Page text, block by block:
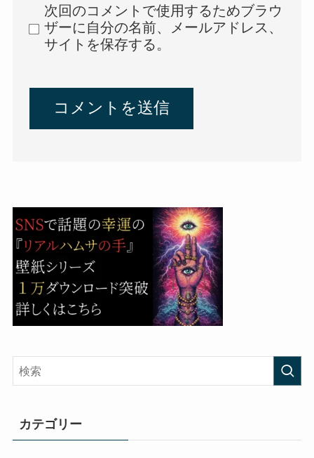
次回のコメントで使用するためブラウ
ザーに自分の名前、メールアドレス、
サイトを保存する。
カテゴリー